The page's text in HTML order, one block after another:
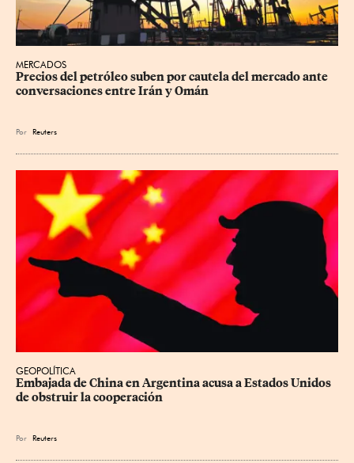
MERCADOS
Precios ⁠del petróleo suben por cautela del mercado ante
conversaciones entre Irán y Omán
Por Reuters
GEOPOLÍTICA
Embajada de China en Argentina acusa a Estados Unidos
de obstruir la cooperación
Por Reuters